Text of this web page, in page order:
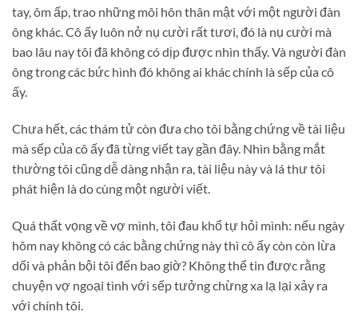
tay, ôm ấp, trao những môi hôn thân mật với một người đàn
ông khác. Cô ấy luôn nở nụ cười rất tươi, đó là nụ cười mà
bao lâu nay tôi đã không có dịp được nhìn thấy. Và người đàn
ông trong các bức hình đó không ai khác chính là sếp của cô
ấy.
Chưa hết, các thám tử còn đưa cho tôi bằng chứng về tài liệu
mà sếp của cô ấy đã từng viết tay gần đây. Nhìn bằng mắt
thường tôi cũng dễ dàng nhận ra, tài liệu này và lá thư tôi
phát hiện là do cùng một người viết.
Quá thất vọng về vợ mình, tôi đau khổ tự hỏi mình: nếu ngày
hôm nay không có các bằng chứng này thì cô ấy còn còn lừa
dối và phản bội tôi đến bao giờ? Không thể tin được rằng
chuyện vợ ngoại tình với sếp tưởng chừng xa lạ lại xảy ra
với chính tôi.